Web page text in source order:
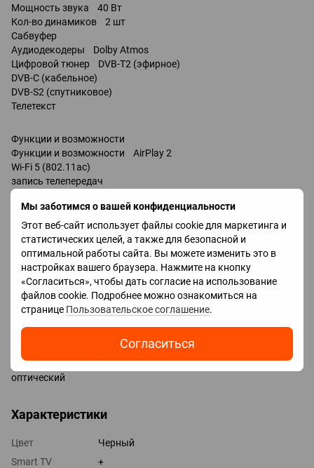
Мы заботимся о вашей конфиденциальности
Этот веб-сайт использует файлы cookie для маркетинга и
статистических целей, а также для безопасной и
оптимальной работы сайта. Вы можете изменить это в
настройках вашего браузера. Нажмите на кнопку
«Согласиться», чтобы дать согласие на использование
файлов cookie. Подробнее можно ознакомиться на
странице Пользовательское соглашение.
Согласиться
Мощность звука 40 Вт
Кол-во динамиков 2 шт
Сабвуфер
Аудиодекодеры Dolby Atmos
Цифровой тюнер DVB-T2 (эфирное)
DVB-C (кабельное)
DVB-S2 (спутниковое)
Телетекст
Функции и возможности
Функции и возможности AirPlay 2
Wi-Fi 5 (802.11ac)
запись телепередач
Miracast
Bluetooth v 5.0
поддержка DLNA
управление голосом
мультимедийный (аэропульт)
Amazon Alexa
Google Assistant
Разъемы
Входы USB 3 шт
HDMI 4 шт
Выходы mini-Jack (3.5 мм) наушники
оптический
Характеристики
Цвет
Черный
Smart TV
+